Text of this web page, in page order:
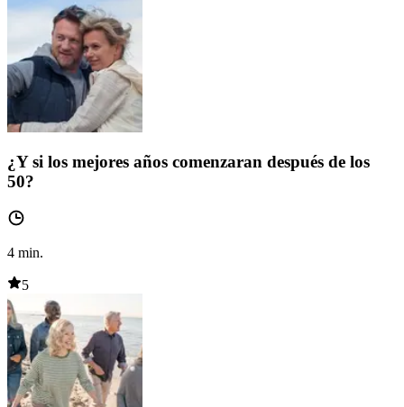
¿Y si los mejores años comenzaran después de los
50?
4 min.
5